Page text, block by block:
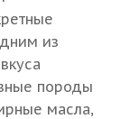
из
породы
масла,